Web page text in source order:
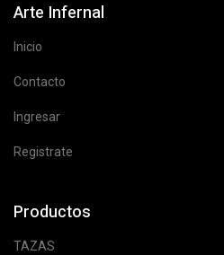
Arte Infernal
Inicio
Contacto
Ingresar
Registrate
Productos
TAZAS